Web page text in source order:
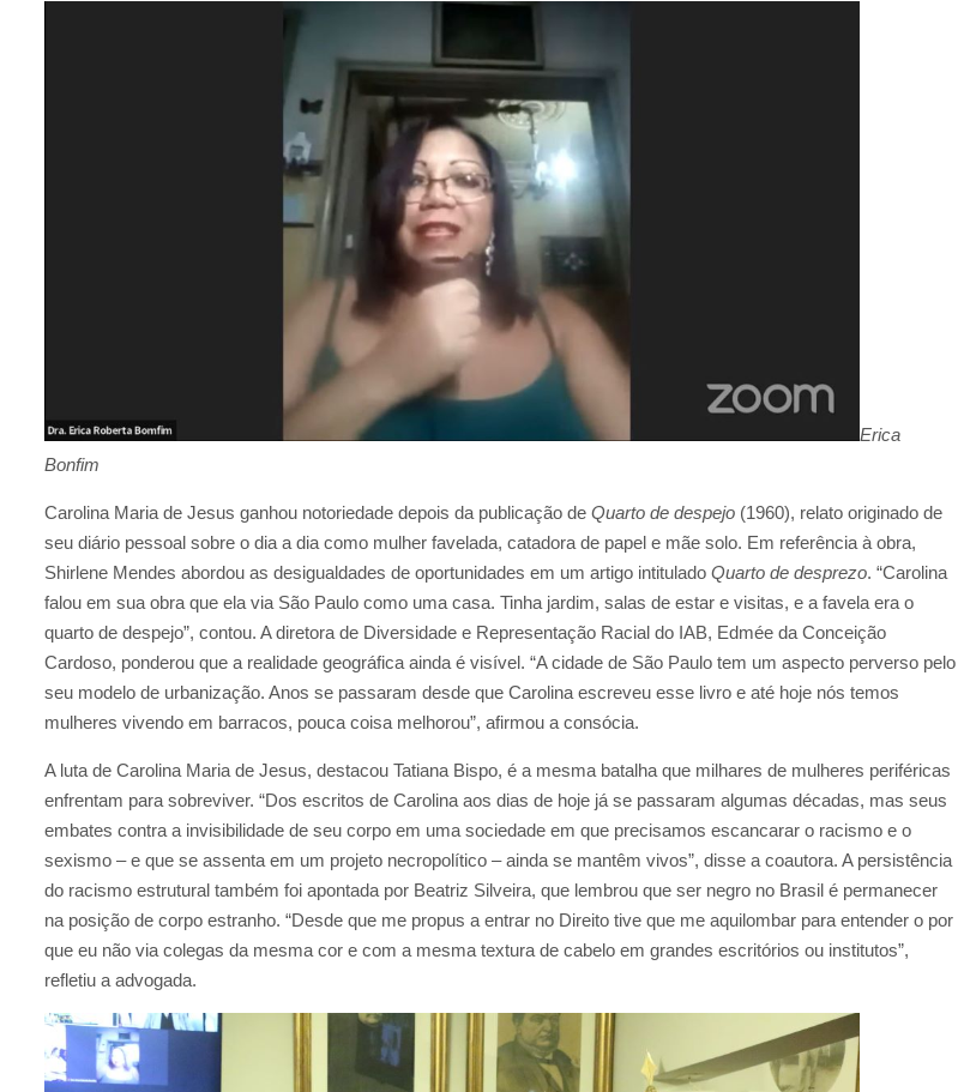
Erica
Bonfim
Carolina Maria de Jesus ganhou notoriedade depois da publicação de Quarto de despejo (1960), relato originado de
seu diário pessoal sobre o dia a dia como mulher favelada, catadora de papel e mãe solo. Em referência à obra,
Shirlene Mendes abordou as desigualdades de oportunidades em um artigo intitulado Quarto de desprezo. “Carolina
falou em sua obra que ela via São Paulo como uma casa. Tinha jardim, salas de estar e visitas, e a favela era o
quarto de despejo”, contou. A diretora de Diversidade e Representação Racial do IAB, Edmée da Conceição
Cardoso, ponderou que a realidade geográfica ainda é visível. “A cidade de São Paulo tem um aspecto perverso pelo
seu modelo de urbanização. Anos se passaram desde que Carolina escreveu esse livro e até hoje nós temos
mulheres vivendo em barracos, pouca coisa melhorou”, afirmou a consócia.
A luta de Carolina Maria de Jesus, destacou Tatiana Bispo, é a mesma batalha que milhares de mulheres periféricas
enfrentam para sobreviver. “Dos escritos de Carolina aos dias de hoje já se passaram algumas décadas, mas seus
embates contra a invisibilidade de seu corpo em uma sociedade em que precisamos escancarar o racismo e o
sexismo – e que se assenta em um projeto necropolítico – ainda se mantêm vivos”, disse a coautora. A persistência
do racismo estrutural também foi apontada por Beatriz Silveira, que lembrou que ser negro no Brasil é permanecer
na posição de corpo estranho. “Desde que me propus a entrar no Direito tive que me aquilombar para entender o por
que eu não via colegas da mesma cor e com a mesma textura de cabelo em grandes escritórios ou institutos”,
refletiu a advogada.